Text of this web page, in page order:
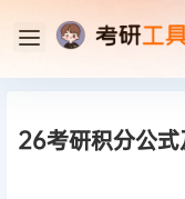
26考研积分公式